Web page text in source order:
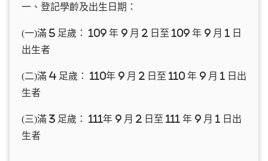
一、登記學齡及出生日期：
(一)滿 5 足歲： 109 年 9 月 2 日至 109 年 9 月 1 日
出生者
(二)滿 4 足歲： 110年 9 月 2 日至 110 年 9 月 1 日出
生者
(三)滿 3 足歲： 111年 9 月 2 日至 111 年 9 月 1 日出
生者